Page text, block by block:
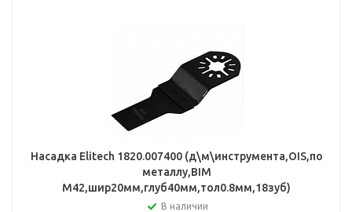
Насадка Elitech 1820.007400 (д\м\инструмента,OIS,по
металлу,BIM
M42,шир20мм,глуб40мм,тол0.8мм,18зуб)
В наличии